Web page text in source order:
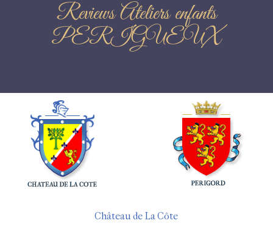
Reviews Ateliers enfants
PERIGUEUX
Château de La Côte